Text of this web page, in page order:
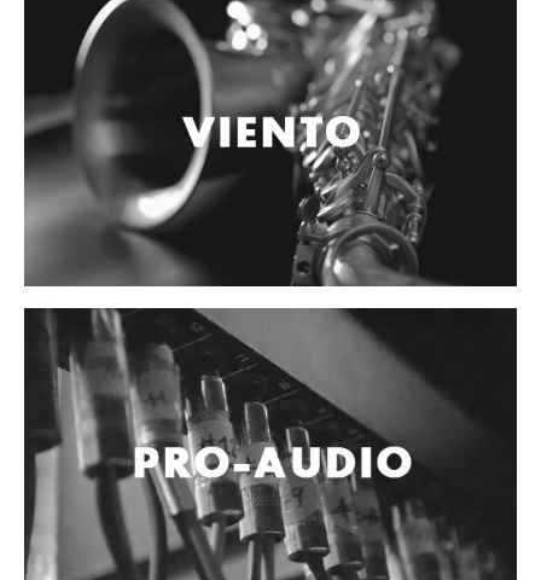
Bombos
Platillos
Baquetas, mazos y bolillos
Pergaminos
Liras
Accesorios
Micrófonos
Mano alámbrico
Instrumento alámbrico
Inalámbrico de mano
Inalámbrico diadema y solapa
Inalámbrico para instrumento